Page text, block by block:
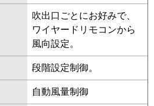
RCID-AP45GHJ7
GP45RGHJ2 RCID-
RCID-GP45RGHJ1
rak
rak
吹出口ごとにお好みで、
ワイヤードリモコンから
風向設定。
段階設定制御。
自動風量制御